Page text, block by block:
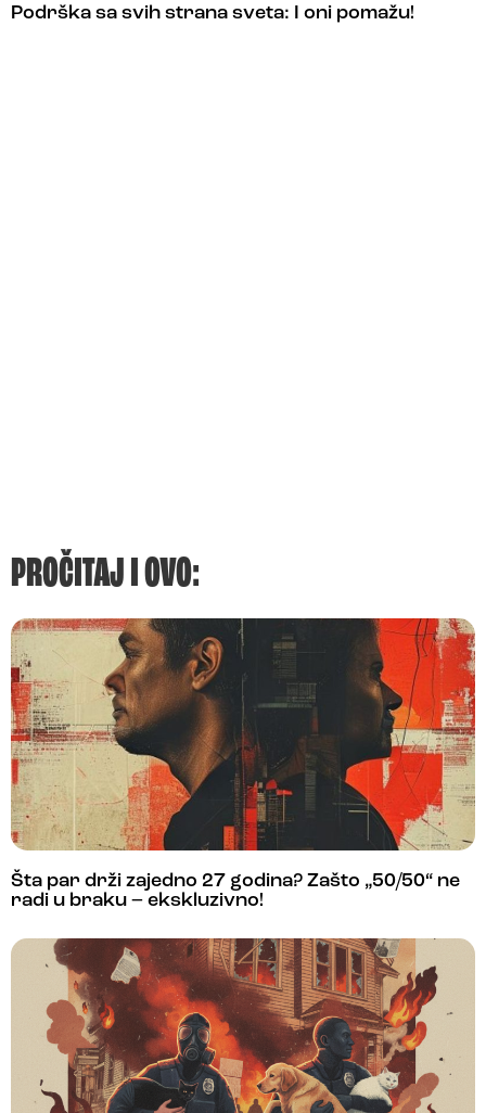
Podrška sa svih strana sveta: I oni pomažu!
PROČITAJ I OVO:
Šta par drži zajedno 27 godina? Zašto „50/50“ ne
radi u braku – ekskluzivno!